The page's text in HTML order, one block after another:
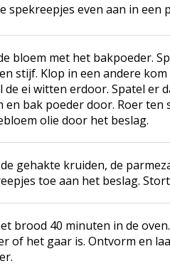
spekreepjes even aan in een
bloem met het bakpoeder.
stijf. Klop in een andere
de ei­ witten erdoor. Spatel er
en bak­ poeder door. Roer ten
olie door het beslag.
gehakte kruiden, de
toe aan het beslag.
brood 40 minu­ten in de
of het gaar is. Ont­vorm en